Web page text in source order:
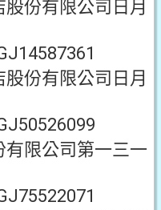
份有限公司日月
份有限公司日月
限公司第一三一